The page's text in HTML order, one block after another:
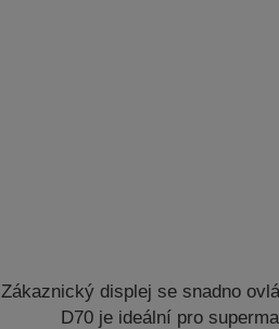
Zákaznický displej se snadno
D70 je ideální pro